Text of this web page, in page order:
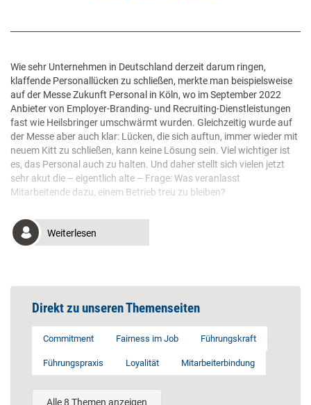
Wie sehr Unternehmen in Deutschland derzeit darum ringen,
klaffende Personallücken zu schließen, merkte man beispielsweise
auf der Messe Zukunft Personal in Köln, wo im September 2022
Anbieter von Employer-Branding- und Recruiting-Dienstleistungen
fast wie Heilsbringer umschwärmt wurden. Gleichzeitig wurde auf
der Messe aber auch klar: Lücken, die sich auftun, immer wieder mit
neuem Kitt zu schließen, kann keine Lösung sein. Viel wichtiger ist
es, das Personal auch zu halten. Und daher stellt sich vielen jetzt
sehr akut die – eigentlich alte – Frage: Was veranlasst
Mitarbeitende dazu, einem Betrieb treu zu bleiben?
Weiterlesen
Direkt zu unseren Themenseiten
Commitment Fairness im Job Führungskraft
Führungspraxis Loyalität Mitarbeiterbindung
Alle 8 Themen anzeigen